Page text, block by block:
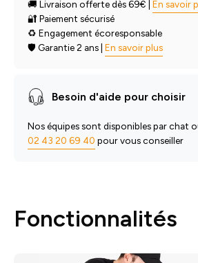
🚚 Livraison offerte dès 69€ | En savoir
🔐 Paiement sécurisé
♻️ Engagement écoresponsable
🛡️ Garantie2 ans En savoir plus
Besoin d'aide pour choisir
Nos équipes sont disponibles par chat
02 43 20 69 40 pour vous conseiller
Fonctionnalités